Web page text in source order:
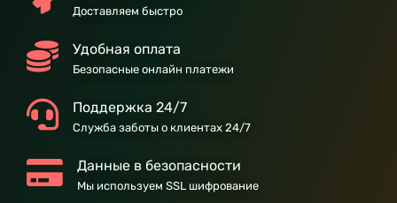
Доставляем быстро
Удобная оплата
Безопасные онлайн платежи
Поддержка 24/7
Служба заботы о клиентах 24/7
Данные в безопасности
Мы используем SSL шифрование